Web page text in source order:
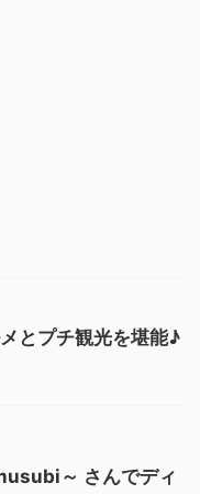
とプチ観光を堪能♪
～ さんでディ